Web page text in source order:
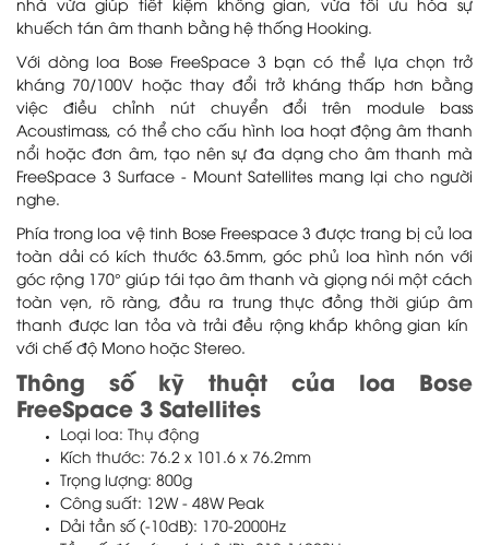
nhà vừa giúp tiết kiệm không gian, vừa tối ưu hóa sự
khuếch tán âm thanh bằng hệ thống Hooking.
Với dòng loa Bose FreeSpace 3 bạn có thể lựa chọn trở
kháng 70/100V hoặc thay đổi trở kháng thấp hơn bằng
việc điều chỉnh nút chuyển đổi trên module bass
Acoustimass, có thể cho cấu hình loa hoạt động âm thanh
nổi hoặc đơn âm, tạo nên sự đa dạng cho âm thanh mà
FreeSpace 3 Surface - Mount Satellites mang lại cho người
nghe.
Phía trong loa vệ tinh Bose Freespace 3 được trang bị củ loa
toàn dải có kích thước 63.5mm, góc phủ loa hình nón với
góc rộng 170° giúp tái tạo âm thanh và giọng nói một cách
toàn vẹn, rõ ràng, đầu ra trung thực đồng thời giúp âm
thanh được lan tỏa và trải đều rộng khắp không gian kín
với chế độ Mono hoặc Stereo.
Thông số kỹ thuật của loa Bose
FreeSpace 3 Satellites
Loại loa: Thụ động
Kích thước: 76.2 x 101.6 x 76.2mm
Trọng lượng: 800g
Công suất: 12W - 48W Peak
Dải tần số (-10dB): 170-2000Hz